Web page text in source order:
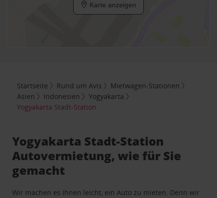
Karte anzeigen
Startseite Rund um Avis
Mietwagen-Stationen
Asien
Indonesien
Yogyakarta
Yogyakarta Stadt-Station
Yogyakarta Stadt-Station
Autovermietung, wie für Sie
gemacht
Wir machen es Ihnen leicht, ein Auto zu mieten. Denn wir